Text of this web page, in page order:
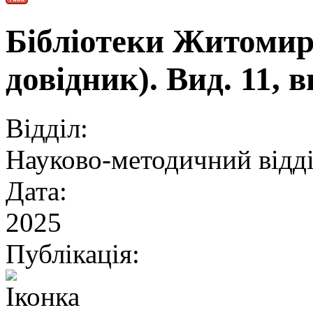
Бібліотеки
довідник). Вид. 11,
Відділ:
Науково-методичний
Дата:
2025
Публікація: